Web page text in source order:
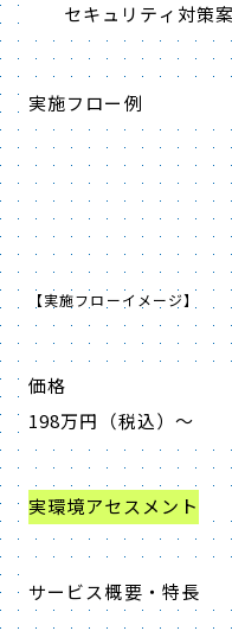
セキュリティ対策
実施フロー例
【実施フローイメージ】
価格
198万円（税込）～
実環境アセスメント
サービス概要・特長